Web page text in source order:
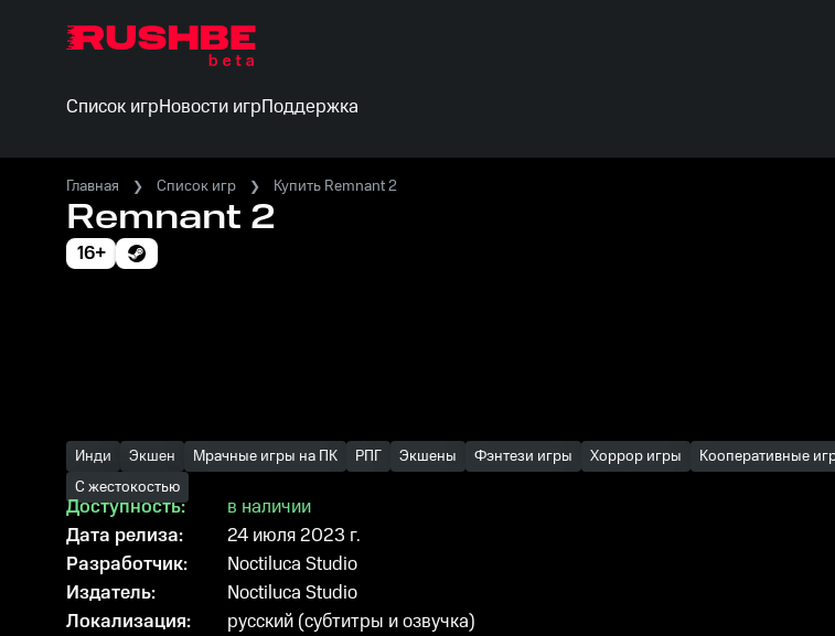
Список игрНовости игрПоддержка
Главная Список игр Купить Remnant 2
Remnant 2
16+
Инди Экшен Мрачные игры на ПК РПГ Экшены Фэнтези игры Хоррор игры Кооперативные
С жестокостью
Доступность:
в наличии
Дата релиза:
24 июля 2023 г.
Разработчик:
Noctiluca Studio
Издатель:
Noctiluca Studio
Локализация:
русский (субтитры и озвучка)